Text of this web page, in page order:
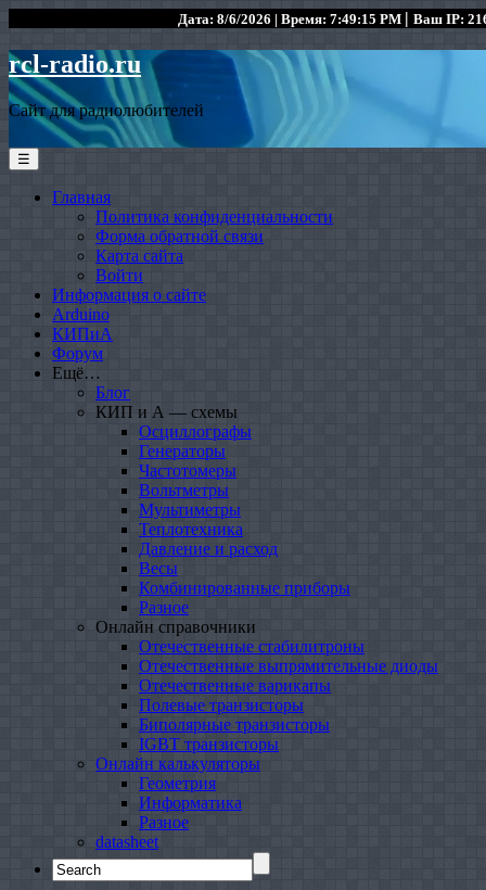
Дата: 8/6/2026 | Время: 7:49:15 PM | Ваш IP:
rcl-radio.ru
Сайт для радиолюбителей
☰
Главная
Политика конфиденциальности
Форма обратной связи
Карта сайта
Войти
Информация о сайте
Arduino
КИПиА
Форум
Ещё…
Блог
КИП и А — схемы
Осциллографы
Генераторы
Частотомеры
Вольтметры
Мультиметры
Теплотехника
Давление и расход
Весы
Комбинированные приборы
Разное
Онлайн справочники
Отечественные стабилитроны
Отечественные выпрямительные диоды
Отечественные варикапы
Полевые транзисторы
Биполярные транзисторы
IGBT транзисторы
Онлайн калькуляторы
Геометрия
Информатика
Разное
datasheet
Search
for: